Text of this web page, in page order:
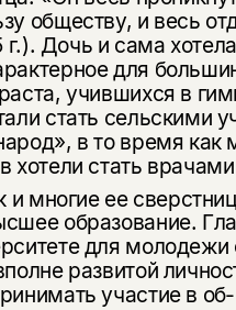
обществу, и весь
г.). Дочь и сама
для
учившихся в
стать сель­скими
в то время как
хотели стать
и многие ее
образование.
для молодежи
развитой
участие в об­